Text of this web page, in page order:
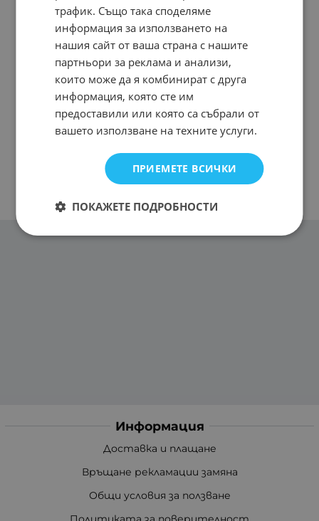
На страница по:
Информация
Доставка и плащане
Връщане рекламации замяна
Общи условия за ползване
трафик. Също така споделяме
информация за използването на
нашия сайт от ваша страна с нашите
партньори за реклама и анализи,
които може да я комбинират с друга
информация, която сте им
предоставили или която са събрали от
вашето използване на техните услуги.
ПРИЕМЕТЕ ВСИЧКИ
ПОКАЖЕТЕ ПОДРОБНОСТИ